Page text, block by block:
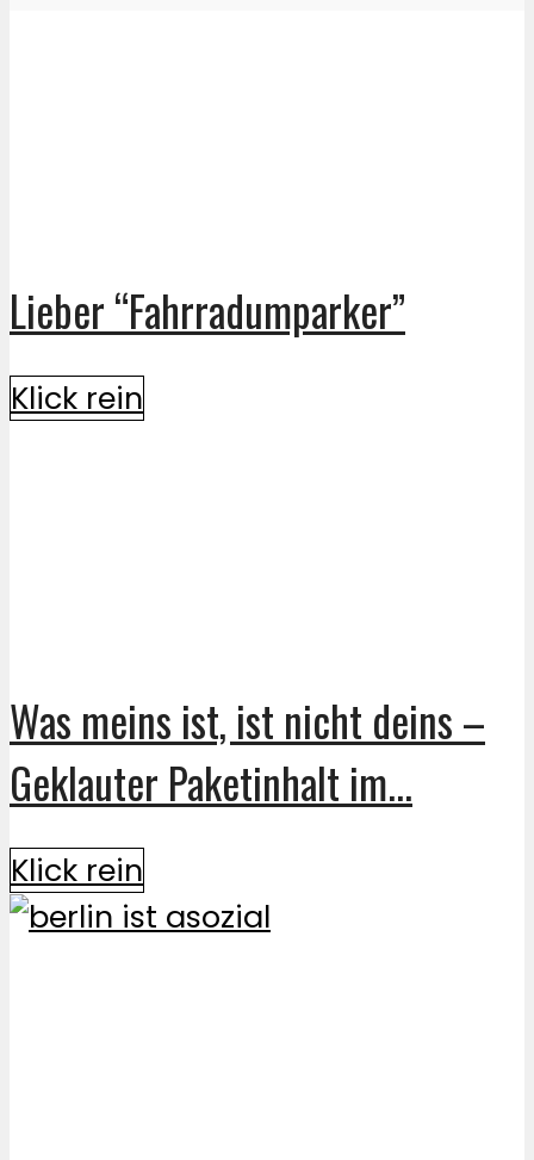
Lieber “Fahrradumparker”
Klick rein
Was meins ist, ist nicht deins –
Geklauter Paketinhalt im...
Klick rein